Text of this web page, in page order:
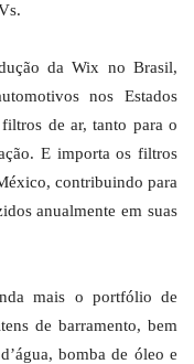
da Wix no Brasil,
nos Estados
de ar, tanto para o
E importa os filtros
contribuindo para
anualmente em suas
mais o portfólio de
de barramento, bem
bomba de óleo e